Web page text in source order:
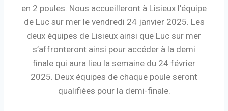
en 2 poules. Nous accueilleront à Lisieux l’équipe
de Luc sur mer le vendredi 24 janvier 2025. Les
deux équipes de Lisieux ainsi que Luc sur mer
s’affronteront ainsi pour accéder à la demi
finale qui aura lieu la semaine du 24 février
2025. Deux équipes de chaque poule seront
qualifiées pour la demi-finale.